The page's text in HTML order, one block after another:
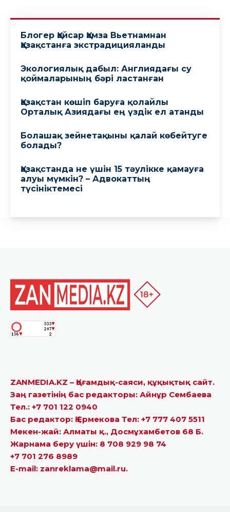
ZANMEDIA.KZ – Қоғамдық-саяси, құқықтық сайт.
Заң газетінің бас редакторы: Айнұр Сембаева
Тел.: +7 701 122 0940
Бас редактор: Қ.Ермекова Тел: +7 777 407 5511
Мекен-жай: Алматы қ., Досмұхамбетов 68 Б.
Жарнама беру үшін: 8 708 929 98 74
+7 701 276 8989
E-mail: zanreklama@mail.ru.